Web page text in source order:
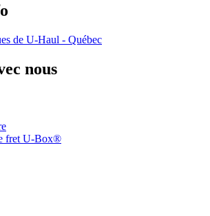
de U-Haul - Québec
nous
fret U-Box®